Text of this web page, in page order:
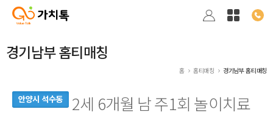
경기남부 홈티매칭
홈 홈티매칭 경기남부 홈티매칭
안양시 석수동
2세 6개월 남 주1회 놀이치료